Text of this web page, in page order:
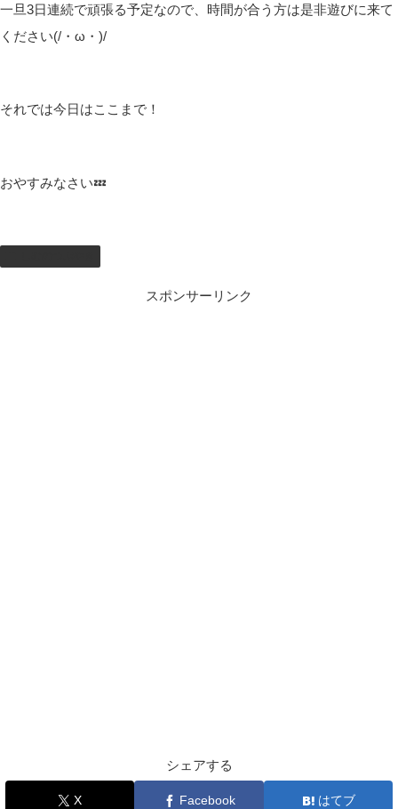
一旦3日連続で頑張る予定なので、時間が合う方は是非遊びに来て
ください(/・ω・)/
それでは今日はここまで！
おやすみなさい💤
スポンサーリンク
シェアする
X Facebook はてブ